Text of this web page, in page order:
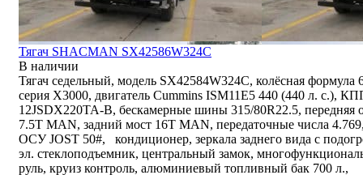
Тягач SHACMAN SX42586W324C
В наличии
Тягач седельный, модель SX42584W324C, колёсная формула
серия X3000, двигатель Cummins ISM11E5 440 (440 л. с.),
12JSDX220TA-B, бескамерные шины 315/80R22.5, передняя
7.5T MAN, задний мост 16T MAN, передаточные числа
ОСУ JOST 50#, кондиционер, зеркала заднего вида с
эл. стеклоподъемник, центральный замок,
руль, круиз контроль, алюминиевый топливный бак 700 л.,